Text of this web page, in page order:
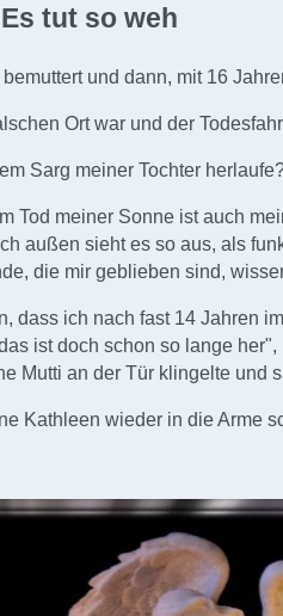
tut so weh
und dann, mit 16
Ort war und der
Sarg meiner Tochter
Tod meiner Sonne ist auch
außen sieht es so aus, als
die mir geblieben sind,
dass ich nach fast 14 Jahren
ist doch schon so lange
Mutti an der Tür klingelte und
Kathleen wieder in die Arme